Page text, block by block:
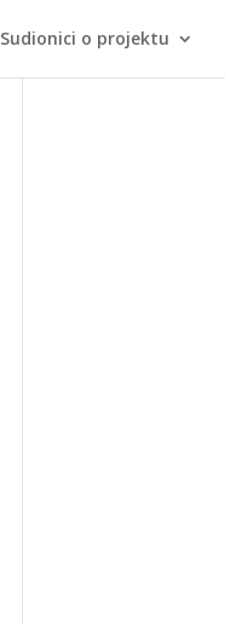
Sudionici o projektu